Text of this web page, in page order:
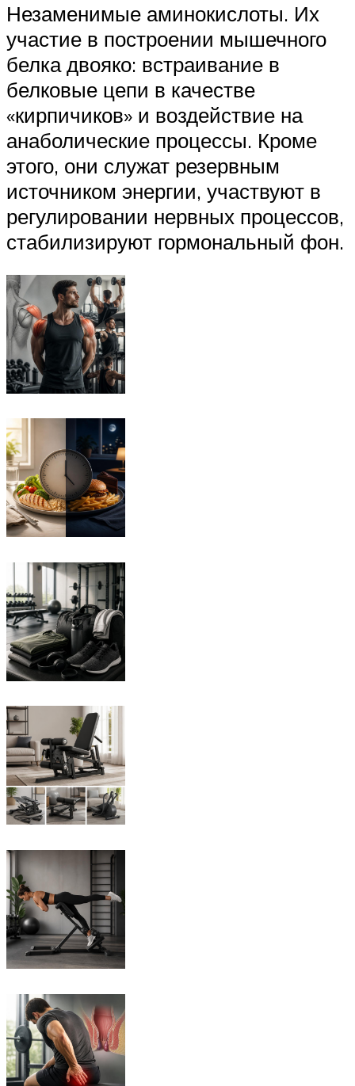
Незаменимые аминокислоты. Их
участие в построении мышечного
белка двояко: встраивание в
белковые цепи в качестве
«кирпичиков» и воздействие на
анаболические процессы. Кроме
этого, они служат резервным
источником энергии, участвуют в
регулировании нервных процессов,
стабилизируют гормональный фон.